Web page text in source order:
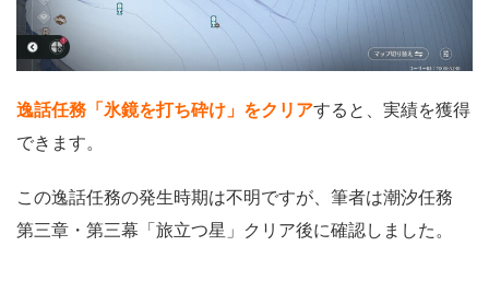
逸話任務「氷鏡を打ち砕け」をクリアすると、実績を獲得
できます。
この逸話任務の発生時期は不明ですが、筆者は潮汐任務
第三章・第三幕「旅立つ星」クリア後に確認しました。